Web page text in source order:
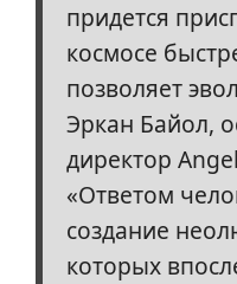
придется
космосе
позволяет
Эркан Байол,
директор
«Ответом
создание
которых